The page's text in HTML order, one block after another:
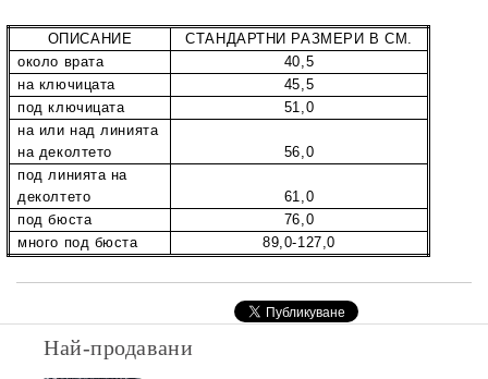
ОПИСАНИЕ
СТАНДАРТНИ РАЗМЕРИ В СМ.
около врата
40,5
на ключицата
45,5
под ключицата
51,0
на или над линията
на деколтето
56,0
под линията на
деколтето
61,0
под бюста
76,0
много под бюста
89,0-127,0
Най-продавани